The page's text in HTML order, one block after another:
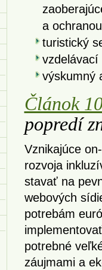
a
turistický
vzdelávací
výskumný
Článok
popredí
Vznikajúce
rozvoja
stavať na
webových
potrebám
potrebné
záujmami a